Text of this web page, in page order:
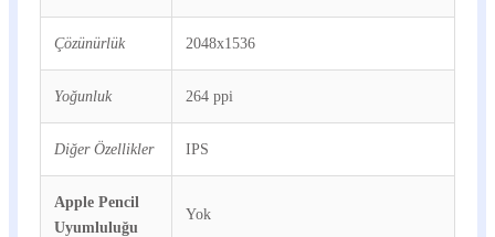
Çözünürlük 2048x1536
Yoğunluk 264 ppi
Diğer Özellikler IPS
Apple Pencil
Uyumluluğu
Yok